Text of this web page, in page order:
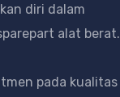
diri dalam
alat berat.
pada kualitas